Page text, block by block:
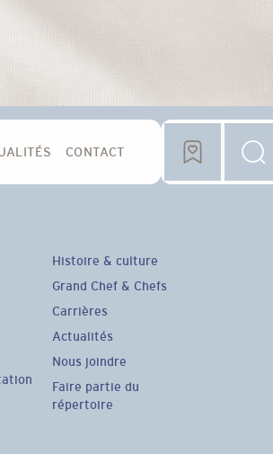
CONTACT
Histoire & culture
Grand Chef & Chefs
Carrières
Actualités
Nous joindre
Faire partie du
répertoire